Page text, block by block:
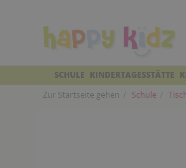
SCHULE KINDERTAGESSTÄTTE
Zur Startseite gehen
Schule